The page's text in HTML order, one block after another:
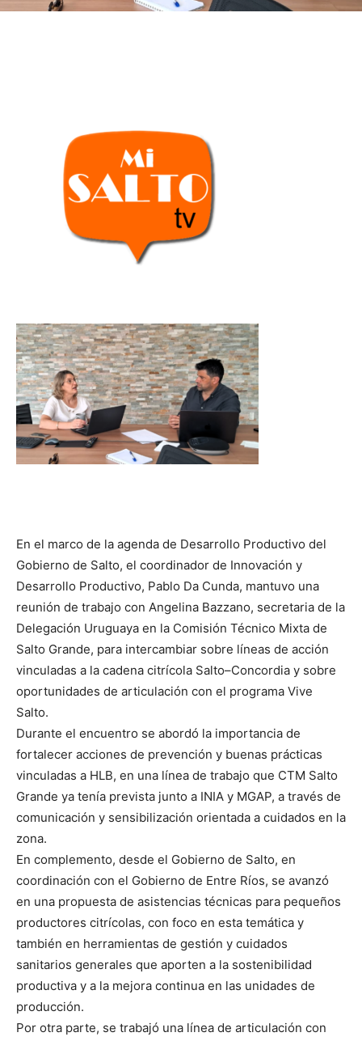
En el marco de la agenda de Desarrollo Productivo del
Gobierno de Salto, el coordinador de Innovación y
Desarrollo Productivo, Pablo Da Cunda, mantuvo una
reunión de trabajo con Angelina Bazzano, secretaria de la
Delegación Uruguaya en la Comisión Técnico Mixta de
Salto Grande, para intercambiar sobre líneas de acción
vinculadas a la cadena citrícola Salto–Concordia y sobre
oportunidades de articulación con el programa Vive
Salto.
Durante el encuentro se abordó la importancia de
fortalecer acciones de prevención y buenas prácticas
vinculadas a HLB, en una línea de trabajo que CTM Salto
Grande ya tenía prevista junto a INIA y MGAP, a través de
comunicación y sensibilización orientada a cuidados en la
zona.
En complemento, desde el Gobierno de Salto, en
coordinación con el Gobierno de Entre Ríos, se avanzó
en una propuesta de asistencias técnicas para pequeños
productores citrícolas, con foco en esta temática y
también en herramientas de gestión y cuidados
sanitarios generales que aporten a la sostenibilidad
productiva y a la mejora continua en las unidades de
producción.
Por otra parte, se trabajó una línea de articulación con